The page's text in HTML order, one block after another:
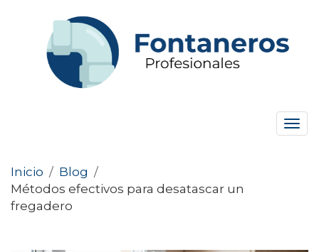
Inicio / Blog /
Métodos efectivos para desatascar un
fregadero